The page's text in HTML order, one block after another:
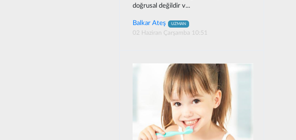
doğrusal değildir v...
Balkar Ateş UZMAN
02 Haziran Çarşamba 10:51